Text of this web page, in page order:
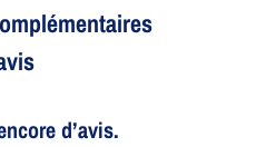
d’avis.